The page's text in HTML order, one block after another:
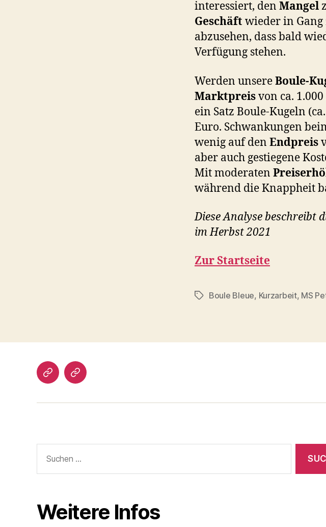
interessiert, den Mangel
Geschäft wieder in Gang
abzusehen, dass bald
Verfügung stehen.
Werden unsereBoule-
Marktpreisvon ca.
ein Satz Boule-Kugeln
Euro. Schwankungen
wenig auf den Endpreis
aber auch gestiegene
Mit moderaten
während die Knappheit
Diese Analyse beschreibt
im Herbst 2021
Zur Startseite
Schlagwörter
Boule Bleue, Kurzarbeit, MS
Impressum/DatSchutz
Beliebte
Kugeln
nach:
Weitere Infos